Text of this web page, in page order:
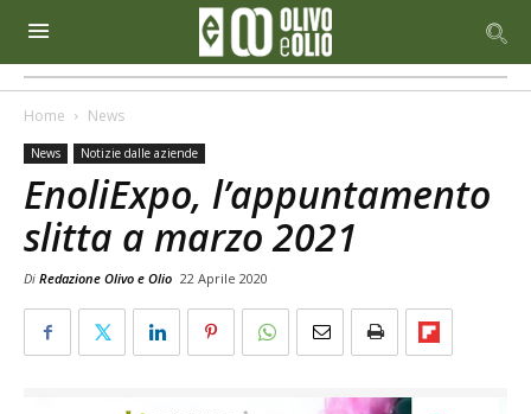
Home News
News Notizie dalle aziende
EnoliExpo, l’appuntamento
slitta a marzo 2021
Di Redazione Olivo e Olio 22 Aprile 2020